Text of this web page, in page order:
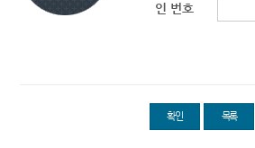
인 번호
확인 목록